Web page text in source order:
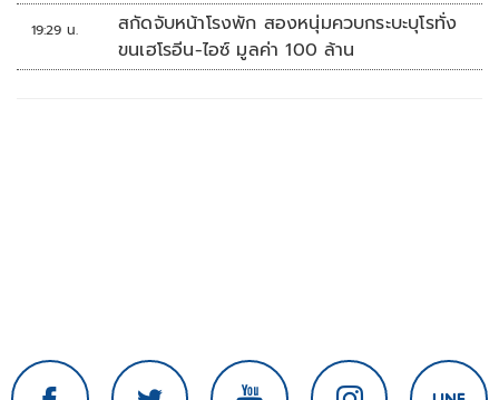
19:29 น.
สกัดจับหน้าโรงพัก สองหนุ่มควบกระบะบุโรทั่ง
ขนเฮโรอีน-ไอซ์ มูลค่า 100 ล้าน